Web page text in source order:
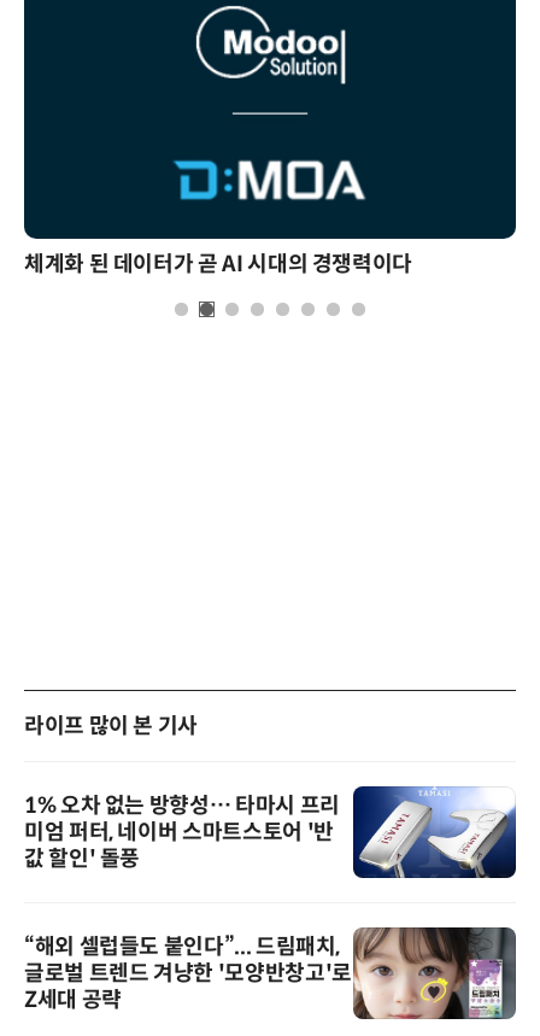
현업에서 바로 쓰는 "하네스 엔지니어링" 실습 교육
라이프 많이 본 기사
1% 오차 없는 방향성… 타마시 프리
미엄 퍼터, 네이버 스마트스토어 '반
값 할인' 돌풍
“해외 셀럽들도 붙인다”... 드림패치,
글로벌 트렌드 겨냥한 '모양반창고'로
Z세대 공략